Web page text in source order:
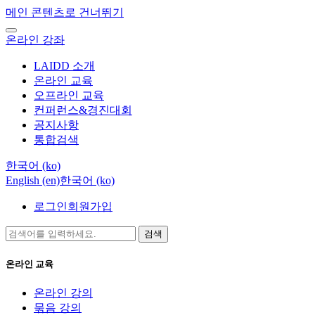
메인 콘텐츠로 건너뛰기
온라인 강좌
LAIDD 소개
온라인 교육
오프라인 교육
컨퍼런스&경진대회
공지사항
통합검색
한국어 ‎(ko)‎
English ‎(en)‎한국어 ‎(ko)‎
로그인회원가입
검색
온라인 교육
온라인 강의
묶음 강의